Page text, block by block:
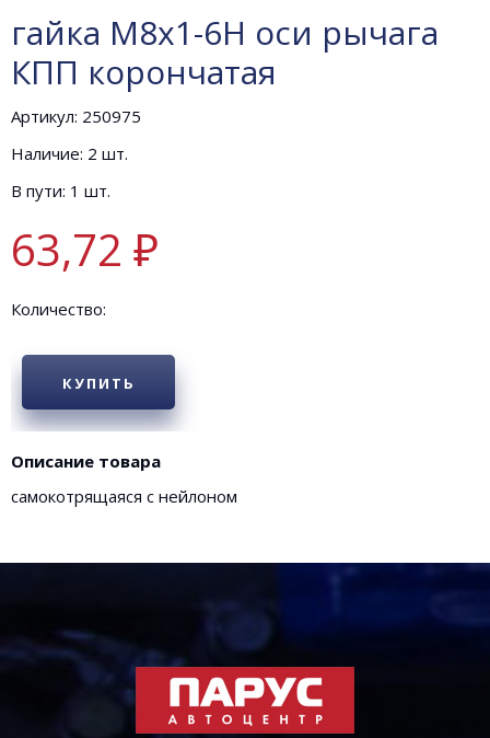
гайка М8х1-6Н оси рычага
КПП корончатая
Артикул: 250975
Наличие: 2 шт.
В пути: 1 шт.
63,72 ₽
Количество:
КУПИТЬ
Описание товара
самокотрящаяся с нейлоном